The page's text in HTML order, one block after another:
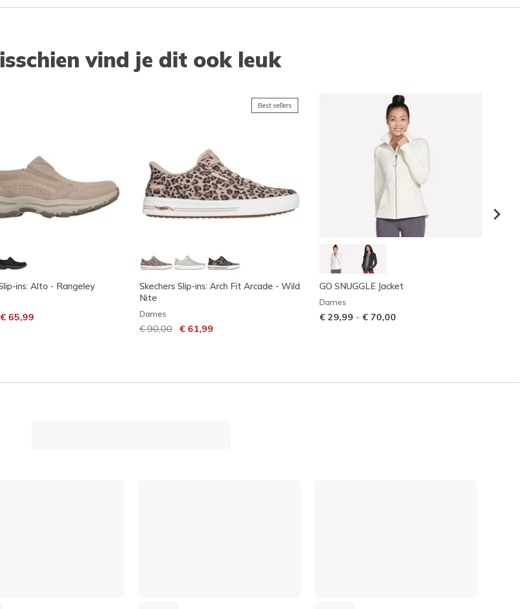
vind je dit ook leuk
ins: Alto - Rangeley
van
€ 65,99
Best sellers
Skechers Slip-ins: Arch Fit Arcade - Wild
Nite
Dames
Prijs verlaagd van
€ 90,00 naar
€ 61,99
GO SNUGGLE Jacket
Dames
€ 29,99 - € 70,00